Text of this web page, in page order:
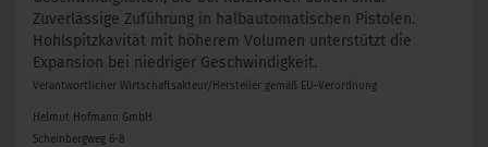
Zuverlässige Zuführung in halbautomatischen Pistolen.
Hohlspitzkavität mit höherem Volumen unterstützt die
Expansion bei niedriger Geschwindigkeit.
Verantwortlicher Wirtschaftsakteur/Hersteller gemäß EU-Verordnung
Helmut Hofmann GmbH
Scheinbergweg 6-8